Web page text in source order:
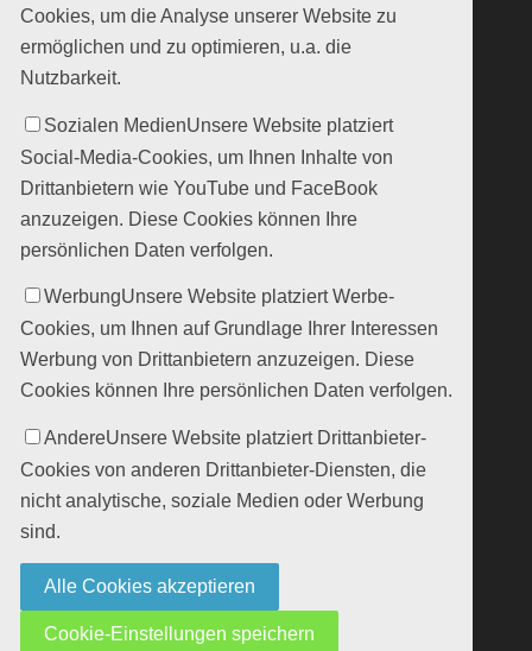
Cookies, um die Analyse unserer Website zu
ermöglichen und zu optimieren, u.a. die
Nutzbarkeit.
Sozialen MedienUnsere Website platziert
Social-Media-Cookies, um Ihnen Inhalte von
Drittanbietern wie YouTube und FaceBook
anzuzeigen. Diese Cookies können Ihre
persönlichen Daten verfolgen.
WerbungUnsere Website platziert Werbe-
Cookies, um Ihnen auf Grundlage Ihrer Interessen
Werbung von Drittanbietern anzuzeigen. Diese
Cookies können Ihre persönlichen Daten verfolgen.
AndereUnsere Website platziert Drittanbieter-
Cookies von anderen Drittanbieter-Diensten, die
nicht analytische, soziale Medien oder Werbung
sind.
Alle Cookies akzeptieren
Cookie-Einstellungen speichern